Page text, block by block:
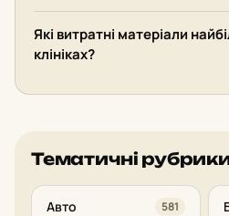
Які витратні матеріали
клініках?
Тематичні
Авто 581